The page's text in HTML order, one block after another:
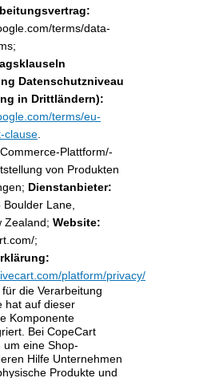
terms/data-
Datenschutzniveau
in Drittländern):
terms/eu-
clause
Plattform/-
von Produkten
Dienstanbieter:
Lane,
Zealand; Website:
;
platform/privacy/
die Verarbeitung
hat auf dieser
Komponente
Bei CopeCart
um eine Shop-
Hilfe Unternehmen
Produkte und